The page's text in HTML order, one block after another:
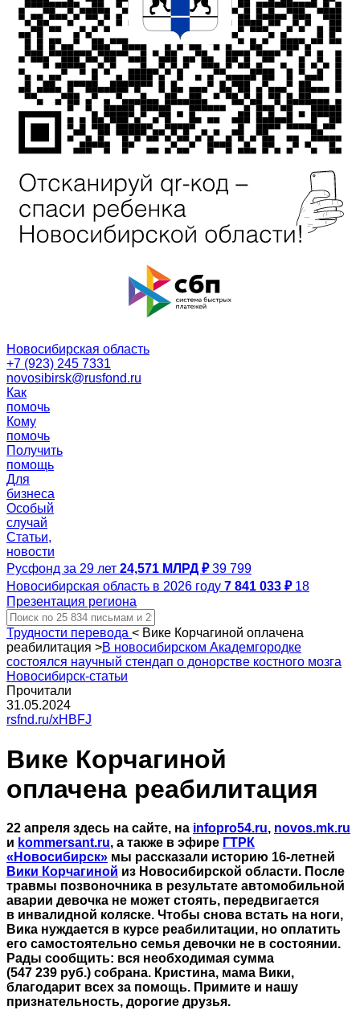
Новосибирская область
+7 (923) 245 7331
novosibirsk@rusfond.ru
Как
помочь
Кому
помочь
Получить
помощь
Для
бизнеса
Особый
случай
Статьи,
новости
Русфонд за 29 лет 24,571 МЛРД ₽ 39 799
Новосибирская область в 2026 году 7 841 033 ₽ 18
Презентация региона
Трудности перевода < Вике Корчагиной оплачена
реабилитация >В новосибирском Академгородке
состоялся научный стендап о донорстве костного мозга
Новосибирск-статьи
Прочитали
31.05.2024
rsfnd.ru/xHBFJ
Вике Корчагиной
оплачена реабилитация
22 апреля здесь на сайте, на infopro54.ru, novos.mk.ru
и kommersant.ru, а также в эфире ГТРК
«Новосибирск» мы рассказали историю 16-летней
Вики Корчагиной из Новосибирской области. После
травмы позвоночника в результате автомобильной
аварии девочка не может стоять, передвигается
в инвалидной коляске. Чтобы снова встать на ноги,
Вика нуждается в курсе реабилитации, но оплатить
его самостоятельно семья девочки не в состоянии.
Рады сообщить: вся необходимая сумма
(547 239 руб.) собрана. Кристина, мама Вики,
благодарит всех за помощь. Примите и нашу
признательность, дорогие друзья.